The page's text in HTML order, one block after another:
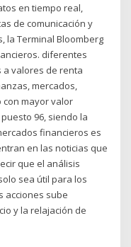
en tiempo real,
de comunicación y
la Terminal Bloomberg
diferentes
a valores de renta
mercados,
con mayor valor
96, siendo la
financieros es
en las noticias que
que el análisis
sea útil para los
acciones sube
y la relajación de